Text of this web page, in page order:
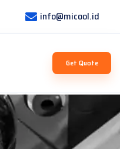
info@micool.id
Get Quote